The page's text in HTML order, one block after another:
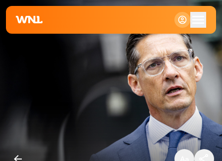
Klein
Standaard
Groot